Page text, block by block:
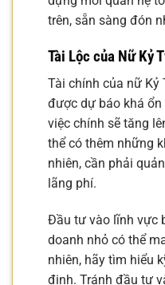
trên, sẵn sàng đón
Tài Lộc của Nữ Kỷ
Tài chính của nữ Kỷ
được dự báo khá
việc chính sẽ tăng
thể có thêm những
nhiên, cần phải
lãng phí.
Đầu tư vào lĩnh vực
doanh nhỏ có thể
nhiên, hãy tìm hiểu
định. Tránh đầu tư